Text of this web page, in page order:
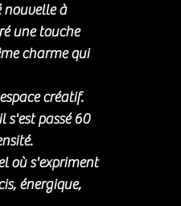
nouvelle à
une touche
charme qui
créatif.
s'est passé 60
où s'expriment
énergique,